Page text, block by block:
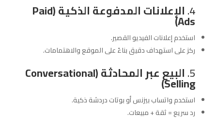
4. الإعلانات المدفوعة الذكية (Paid
Ads)
استخدم إعلانات الفيديو القصير.
ركز على استهداف دقيق بناءً على الموقع والاهتمامات.
5. البيع عبر المحادثة (Conversational
Selling)
استخدم واتساب بيزنس أو بوتات دردشة ذكية.
رد سريع = ثقة + مبيعات.